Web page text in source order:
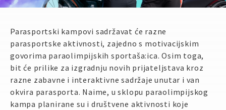
Parasportski kampovi sadržavat će razne
parasportske aktivnosti, zajedno s motivacijskim
govorima paraolimpijskih sportaša:ica. Osim toga,
bit će prilike za izgradnju novih prijateljstava kroz
razne zabavne i interaktivne sadržaje unutar i van
okvira parasporta. Naime, u sklopu paraolimpijskog
kampa planirane su i društvene aktivnosti koje